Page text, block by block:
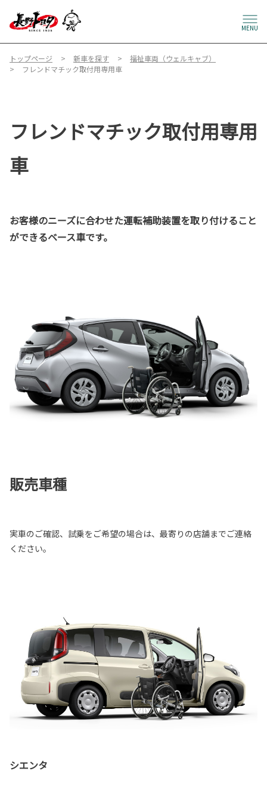
MENU
トップページ 新車を探す
福祉車両（ウェルキャブ）
フレンドマチック取付用専用車
フレンドマチック取付用専用
車
お客様のニーズに合わせた運転補助装置を取り付けること
ができるベース車です。
販売車種
実車のご確認、試乗をご希望の場合は、最寄りの店舗までご連絡
ください。
シエンタ